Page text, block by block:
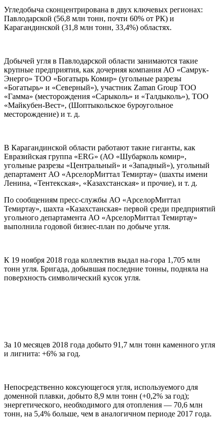
Угледобыча сконцентрирована в двух ключевых регионах:
Павлодарской (56,8 млн тонн, почти 60% от РК) и
Карагандинской (31,8 млн тонн, 33,4%) областях.
Добычей угля в Павлодарской области занимаются такие
крупные предприятия, как дочерняя компания АО «Самрук-
Энерго» ТОО «Богатырь Комир» (угольные разрезы
«Богатырь» и «Северный»), участник Zaman Group ТОО
«Гамма» (месторождения «Сарыколь» и «Талдыколь»), ТОО
«Майкубен-Вест», (Шоптыкольское 6уроугольное
месторождение) и т. д.
В Карагандинской области работают такие гиганты, как
Евразийская группа «ERG» (АО «Шубарколь комир»,
угольные разрезы «Центральный» и «Западный»), угольный
департамент АО «АрселорМиттал Темиртау» (шахты имени
Ленина, «Тентекская», «Казахстанская» и прочие), и т. д.
По сообщениям пресс-службы АО «АрселорМиттал
Темиртау», шахта «Казахстанская» первой среди предприятий
угольного департамента АО «АрселорМиттал Темиртау»
выполнила годовой бизнес-план по добыче угля.
К 19 ноября 2018 года коллектив выдал на-гора 1,705 млн
тонн угля. Бригада, добывшая последние тонны, подняла на
поверхность символический кусок угля.
За 10 месяцев 2018 года добыто 91,7 млн тонн каменного угля
и лигнита: +6% за год.
Непосредственно коксующегося угля, используемого для
доменной плавки, добыто 8,9 млн тонн (+0,2% за год);
энергетического, необходимого для отопления — 70,6 млн
тонн, на 5,4% больше, чем в аналогичном периоде 2017 года.